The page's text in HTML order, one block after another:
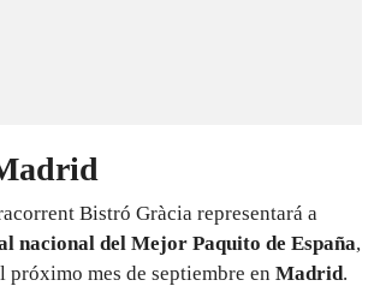
Bistró Gràcia representará a
nacional del Mejor Paquito de España,
próximo mes de septiembre en Madrid.